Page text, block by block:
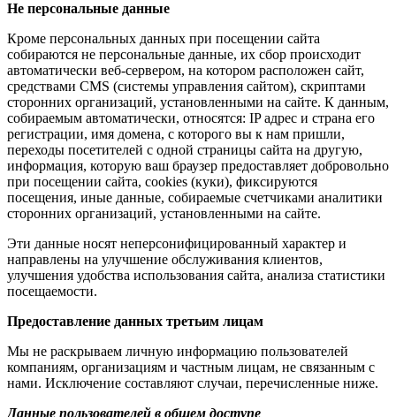
Не персональные данные
Кроме персональных данных при посещении сайта
собираются не персональные данные, их сбор происходит
автоматически веб-сервером, на котором расположен сайт,
средствами CMS (системы управления сайтом), скриптами
сторонних организаций, установленными на сайте. К данным,
собираемым автоматически, относятся: IP адрес и страна его
регистрации, имя домена, с которого вы к нам пришли,
переходы посетителей с одной страницы сайта на другую,
информация, которую ваш браузер предоставляет добровольно
при посещении сайта, cookies (куки), фиксируются
посещения, иные данные, собираемые счетчиками аналитики
сторонних организаций, установленными на сайте.
Эти данные носят неперсонифицированный характер и
направлены на улучшение обслуживания клиентов,
улучшения удобства использования сайта, анализа статистики
посещаемости.
Предоставление данных третьим лицам
Мы не раскрываем личную информацию пользователей
компаниям, организациям и частным лицам, не связанным с
нами. Исключение составляют случаи, перечисленные ниже.
Данные пользователей в общем доступе